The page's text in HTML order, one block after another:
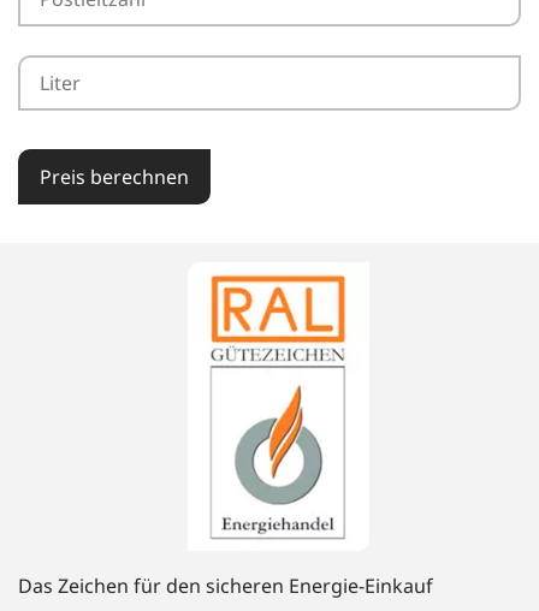
Preis berechnen
Das Zeichen für den sicheren Energie-Einkauf